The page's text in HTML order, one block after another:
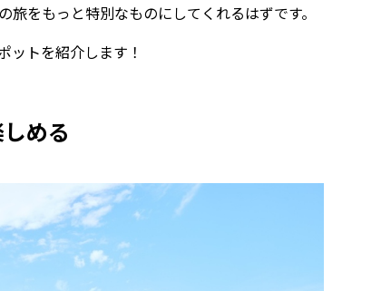
をもっと特別なものにしてくれるはずです。
トを紹介します！
める